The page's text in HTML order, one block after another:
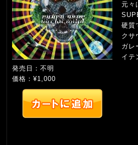
発売日：不明
価格：¥1,000
元々
硬質
クサ
ガレ
イテ